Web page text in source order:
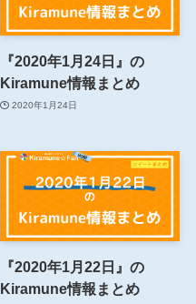
『2020年1月24日』の
Kiramune情報まとめ
2020年1月24日
『2020年1月22日』の
Kiramune情報まとめ